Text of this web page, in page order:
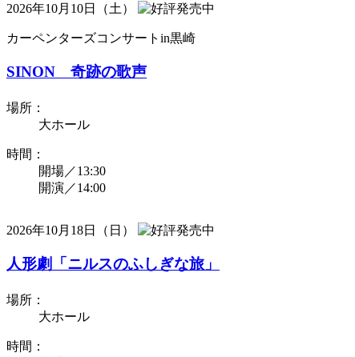
2026年10月10日（土）
カーペンターズコンサートin黒崎
SINON 奇跡の歌声
場所：
大ホール
時間：
開場／13:30
開演／14:00
2026年10月18日（日）
人形劇「ニルスのふしぎな旅」
場所：
大ホール
時間：